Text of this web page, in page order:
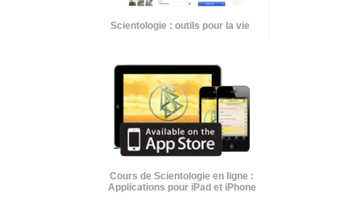
Scientologie : outils pour la vie
Cours de Scientologie en ligne :
Applications pour iPad et iPhone